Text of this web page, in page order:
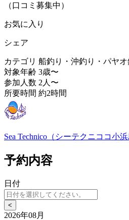
（口コミ募集中）
お気に入り
シェア
カテゴリ 船釣り・沖釣り・パヤオ
対象年齢 3歳〜
参加人数 2人〜
所要時間 約2時間
Sea Technico（シーテクニココ小
予約内容
日付
<
2026年08月